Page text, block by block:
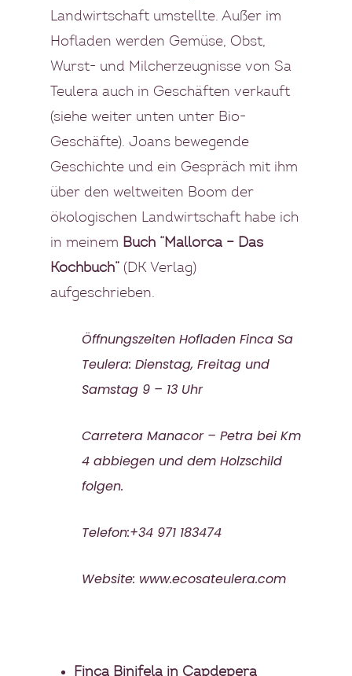
Landwirtschaft umstellte. Außer im
Hofladen werden Gemüse, Obst,
Wurst- und Milcherzeugnisse von Sa
Teulera auch in Geschäften verkauft
(siehe weiter unten unter Bio-
Geschäfte). Joans bewegende
Geschichte und ein Gespräch mit ihm
über den weltweiten Boom der
ökologischen Landwirtschaft habe ich
in meinem Buch “Mallorca – Das
Kochbuch” (DK Verlag)
aufgeschrieben.
Öffnungszeiten Hofladen Finca Sa
Teulera: Dienstag, Freitag und
Samstag 9 – 13 Uhr
Carretera Manacor – Petra bei Km
4 abbiegen und dem Holzschild
folgen.
Telefon:+34 971 183474
Website: www.ecosateulera.com
Finca Binifela in Capdepera